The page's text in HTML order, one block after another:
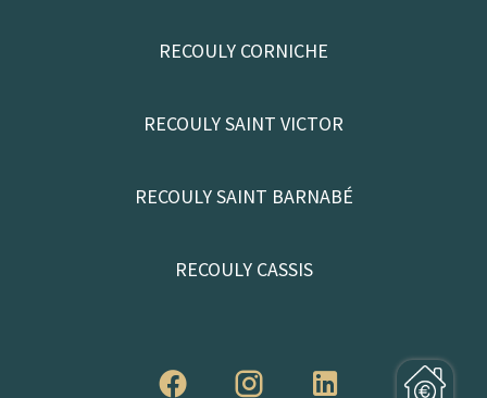
RECOULY CORNICHE
RECOULY SAINT BARNABÉ
RECOULY CASSIS
RECOULY SAINT VICTOR